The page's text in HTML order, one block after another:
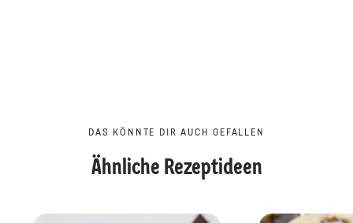
DAS KÖNNTE DIR AUCH GEFALLEN
Ähnliche Rezeptideen